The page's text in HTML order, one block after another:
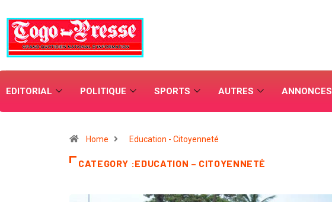
EDITORIAL POLITIQUE SPORTS AUTRES ANNONCES
Home Education - Citoyenneté
CATEGORY :EDUCATION – CITOYENNETÉ